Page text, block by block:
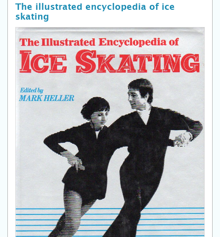
The illustrated encyclopedia of ice
skating